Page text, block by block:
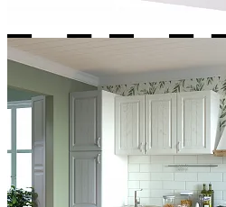
Добавить к сравнению